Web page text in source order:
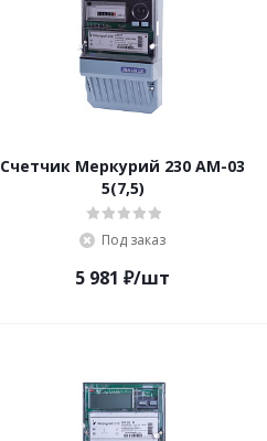
Счетчик Меркурий 230 АМ-03
5(7,5)
Под заказ
5 981 ₽/шт